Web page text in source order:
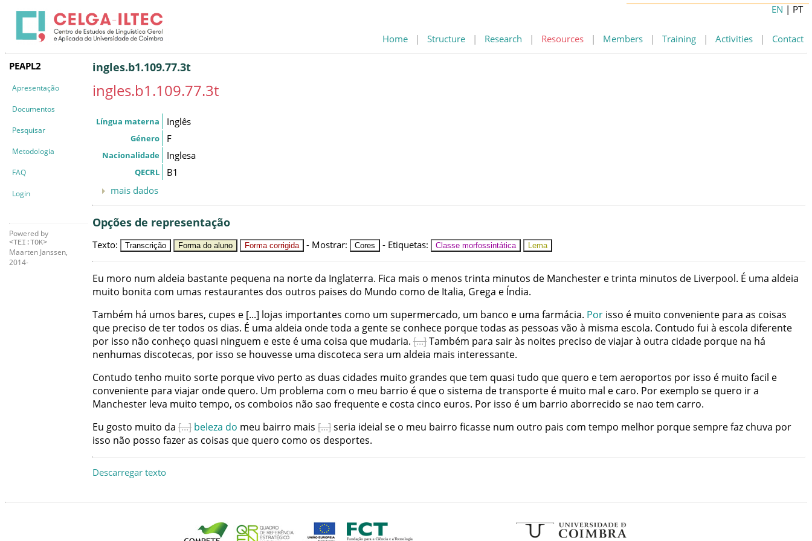
Home | Structure | Research | Resources | Members | Training | Activities | Contact
EN | PT
PEAPL2
Apresentação
Documentos
Pesquisar
Metodologia
FAQ
Login
Powered by
<TEI:TOK>
Maarten Janssen,
2014-
ingles.b1.109.77.3t
ingles.b1.109.77.3t
Língua materna Inglês
Género F
Nacionalidade Inglesa
QECRL
B1
mais dados
Opções de representação
Texto: Transcrição Forma do aluno Forma corrigida - Mostrar: Cores - Etiquetas: Classe morfossintática Lema
Eu moro num aldeia bastante pequena na norte da Inglaterra. Fica mais o menos trinta minutos de Manchester etrinta minutos de Liverpool. É uma aldeia
muito bonita com umas restaurantes dos outros paises do Mundo como de Italia, Grega e Índia.
Também há umos bares, cupes e lojas importantes como um supermercado, um banco e uma farmácia. Por isso é muito conveniente para as coisas
que preciso detertodos os dias. É uma aldeia ondetoda a gentese conhece porquetodas as pessoas vão à misma escola. Contudo fui à escola diferente
por isso não conheço quasi ninguem e este é uma coisa que mudaria. Também para sairàs noites preciso deviajarà outra cidade porque na há
nenhumas discotecas, por isso se houvesse uma discoteca sera um aldeia mais interessante.
Contudo tenho muito sorte porquevivo perto as duas cidades muito grandes quetem quasi tudo que quero etem aeroportos por isso é muito facil e
conveniente para viajar onde quero. Um problema com o meu barrio é que o sistema detransporte é muito mal e caro. Por exemplo se quero ira
Manchester leva muito tempo, os comboios não sao frequente e costa cinco euros. Por isso é um barrio aborrecido se nao tem carro.
Eu gosto muito da beleza do meu bairro mais seria ideial se o meu bairro ficasse num outro pais com tempo melhor porquesemprefaz chuva por
isso não posso fazeras coisas que quero como os desportes.
Descarregar texto